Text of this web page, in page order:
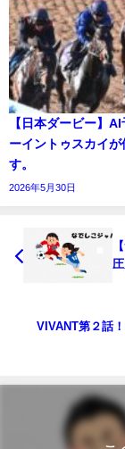
【日本ダービー】
ーイントゥスカイが
す。
2026年5月30日
VIVANT第２話